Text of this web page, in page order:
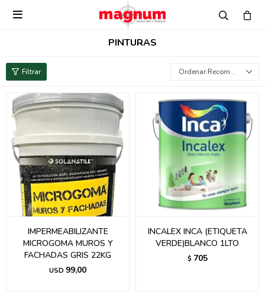

PINTURAS
Recomendados
IMPERMEABILIZANTE
MICROGOMA MUROS Y
FACHADAS GRIS 22KG
USD 99,00
INCALEX INCA (ETIQUETA
VERDE)BLANCO 1LTO
$ 705